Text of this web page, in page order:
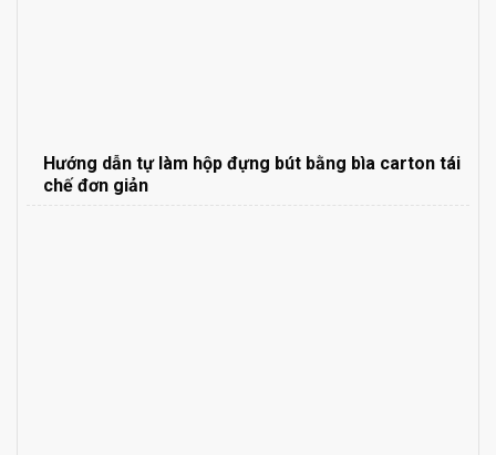
Hướng dẫn tự làm hộp đựng bút bằng bìa carton tái
chế đơn giản